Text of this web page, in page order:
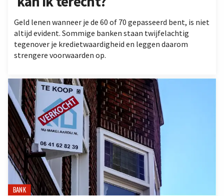
Geld lenen wanneer je de 60 of 70 gepasseerd bent, is niet
altijd evident. Sommige banken staan twijfelachtig
tegenover je kredietwaardigheid en leggen daarom
strengere voorwaarden op.
BANK